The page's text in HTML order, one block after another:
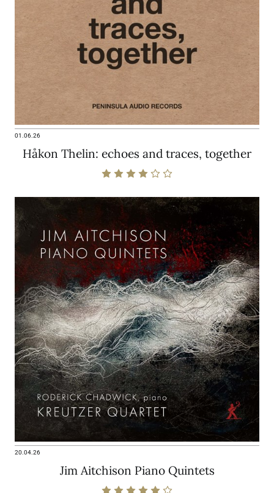
01.06.26
Håkon Thelin: echoes and traces, together
20.04.26
Jim Aitchison Piano Quintets